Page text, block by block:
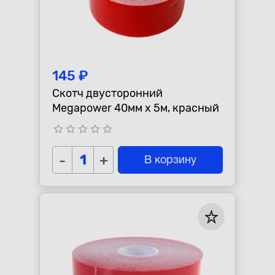
145 ₽
Скотч двусторонний
Megapower 40мм x 5м, красный
star_border star_border star_border star_border star_border
- + В корзину